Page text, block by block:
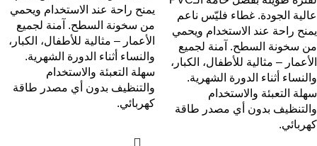
عالية الجودة. غطاء فليّس ناعم
يمنح راحة عند الاستخدام ويحمي
من سخونة السطح. آمنة لجميع
الأعمار – مثالية للأطفال، الكبار،
والنساء أثناء الدورة الشهرية.
سهلة التعبئة والاستخدام
والتنظيف بدون أي مصدر طاقة
كهربائي.
يمنح راحة عند الاستخدام ويحمي
من سخونة السطح. آمنة لجميع
الأعمار – مثالية للأطفال، الكبار،
والنساء أثناء الدورة الشهرية.
سهلة التعبئة والاستخدام
والتنظيف بدون أي مصدر طاقة
كهربائي.